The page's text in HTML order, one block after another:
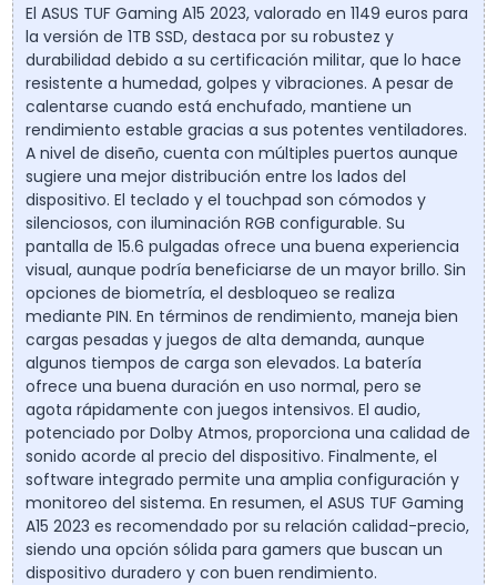
El ASUS TUF Gaming A15 2023, valorado en 1149 euros para
la versión de 1TB SSD, destaca por su robustez y
durabilidad debido a su certificación militar, que lo hace
resistente a humedad, golpes y vibraciones. A pesar de
calentarse cuando está enchufado, mantiene un
rendimiento estable gracias a sus potentes ventiladores.
A nivel de diseño, cuenta con múltiples puertos aunque
sugiere una mejor distribución entre los lados del
dispositivo. El teclado y el touchpad son cómodos y
silenciosos, con iluminación RGB configurable. Su
pantalla de 15.6 pulgadas ofrece una buena experiencia
visual, aunque podría beneficiarse de un mayor brillo. Sin
opciones de biometría, el desbloqueo se realiza
mediante PIN. En términos de rendimiento, maneja bien
cargas pesadas y juegos de alta demanda, aunque
algunos tiempos de carga son elevados. La batería
ofrece una buena duración en uso normal, pero se
agota rápidamente con juegos intensivos. El audio,
potenciado por Dolby Atmos, proporciona una calidad de
sonido acorde al precio del dispositivo. Finalmente, el
software integrado permite una amplia configuración y
monitoreo del sistema. En resumen, el ASUS TUF Gaming
A15 2023 es recomendado por su relación calidad-precio,
siendo una opción sólida para gamers que buscan un
dispositivo duradero y con buen rendimiento.